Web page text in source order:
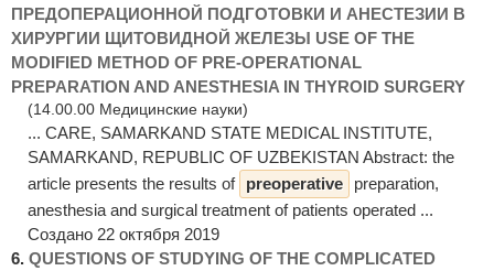
ПРЕДОПЕРАЦИОННОЙ ПОДГОТОВКИ И АНЕСТЕЗИИ В
ХИРУРГИИ ЩИТОВИДНОЙ ЖЕЛЕЗЫ USE OF THE
MODIFIED METHOD OF PRE-OPERATIONAL
PREPARATION AND ANESTHESIA IN THYROID SURGERY
(14.00.00 Медицинские науки)
... CARE, SAMARKAND STATE MEDICAL INSTITUTE,
SAMARKAND, REPUBLIC OF UZBEKISTAN Abstract: the
article presents the results of preoperative
preparation,
anesthesia and surgical treatment of patients operated ...
Создано 22 октября 2019
6. QUESTIONS OF STUDYING OF THE COMPLICATED